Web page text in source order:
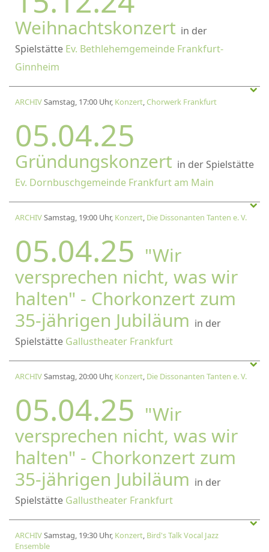
Weihnachtskonzert in der
Spielstätte Ev. Bethlehemgemeinde Frankfurt-
Ginnheim
ARCHIVSamstag, 17:00 Uhr, Konzert,Chorwerk Frankfurt
05.04.25
Gründungskonzert in der Spielstätte
Ev. Dornbuschgemeinde Frankfurt am Main
ARCHIVSamstag, 19:00 Uhr, Konzert, Die Dissonanten Tanten e. V.
05.04.25 "Wir
versprechen nicht, was wir
halten" - Chorkonzert zum
35-jährigen Jubiläum in der
Spielstätte Gallustheater Frankfurt
ARCHIVSamstag, 20:00 Uhr, Konzert, Die Dissonanten Tanten e. V.
05.04.25 "Wir
versprechen nicht, was wir
halten" - Chorkonzert zum
35-jährigen Jubiläum in der
Spielstätte Gallustheater Frankfurt
ARCHIVSamstag, 19:30 Uhr, Konzert, Bird's Talk Vocal Jazz
Ensemble